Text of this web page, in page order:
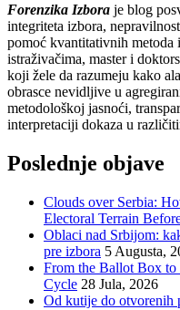
Forenzika Izbora je blog
integriteta izbora,
pomoć kvantitativnih metoda
istraživačima, master i
koji žele da razumeju kako
obrasce nevidljive u
metodološkoj jasnoći,
interpretaciji dokaza u
Poslednje objave
Clouds over Serbia:
Electoral Terrain
Oblaci nad Srbijom:
pre izbora 5 Augusta,
From the Ballot Box
Cycle 28 Jula, 2026
Od kutije do otvorenih